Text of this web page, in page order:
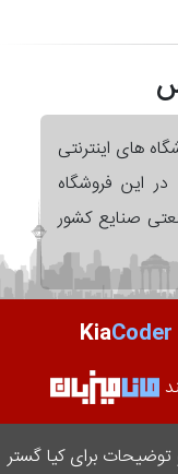
های اینترنتی
این فروشگاه
صنایع کشور
KiaCoder
برای کیا گستر